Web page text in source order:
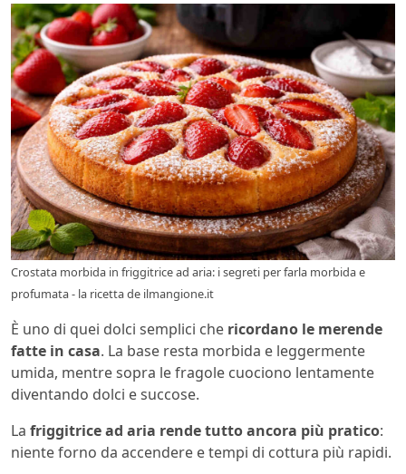
Crostata morbida in friggitrice ad aria: i segreti per farla morbida e
profumata - la ricetta de ilmangione.it
È uno di quei dolci semplici che ricordano le merende
fatte in casa. La base resta morbida e leggermente
umida, mentre sopra le fragole cuociono lentamente
diventando dolci e succose.
La friggitrice ad aria rende tutto ancora più pratico:
niente forno da accendere e tempi di cottura più rapidi.